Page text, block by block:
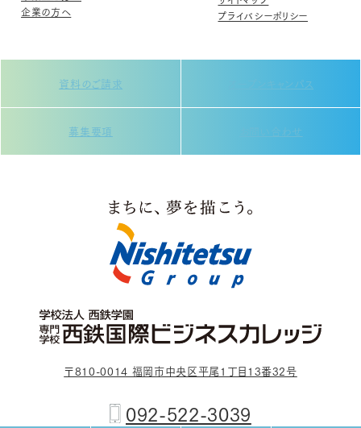
企業の方へ
プライバシーポリシー
資料のご請求 オープンキャンパス
募集要項 お問い合わせ
〒810-0014 福岡市中央区平尾1丁目13番32号
092-522-3039